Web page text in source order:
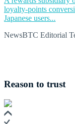
loyalty-points
Japanese users...
NewsBTC Editorial
Reason to trust